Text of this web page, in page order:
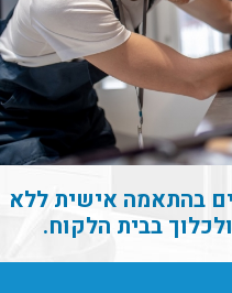
בהתאמה אישית ללא
בבית הלקוח.